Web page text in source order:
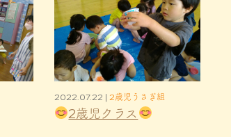
2022.07.22 | 2歳児うさぎ組
2歳児クラス